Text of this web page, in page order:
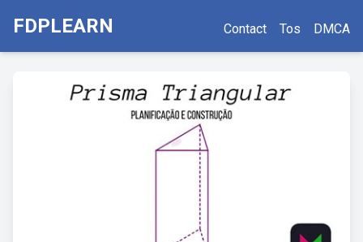
FDPLEARN Contact Tos DMCA